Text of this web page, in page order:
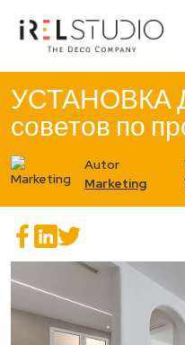
УСТАНОВКА
советов по
Autor
Marketing